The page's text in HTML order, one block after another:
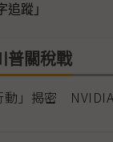
追蹤」
普關稅戰
動」揭密